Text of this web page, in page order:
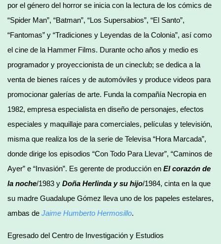
por el género del horror se inicia con la lectura de los cómics de
“Spider Man”, “Batman”, “Los Supersabios”, “El Santo”,
“Fantomas” y “Tradiciones y Leyendas de la Colonia”, así como
el cine de la Hammer Films. Durante ocho años y medio es
programador y proyeccionista de un cineclub; se dedica a la
venta de bienes raíces y de automóviles y produce videos para
promocionar galerías de arte. Funda la compañía Necropia en
1982, empresa especialista en diseño de personajes, efectos
especiales y maquillaje para comerciales, películas y televisión,
misma que realiza los de la serie de Televisa “Hora Marcada”,
donde dirige los episodios “Con Todo Para Llevar”, “Caminos de
Ayer” e “Invasión”. Es gerente de producción en El corazón de
la noche/1983 y Doña Herlinda y su hijo/1984, cinta en la que
su madre Guadalupe Gómez lleva uno de los papeles estelares,
ambas de Jaime Humberto Hermosillo.
Egresado del Centro de Investigación y Estudios